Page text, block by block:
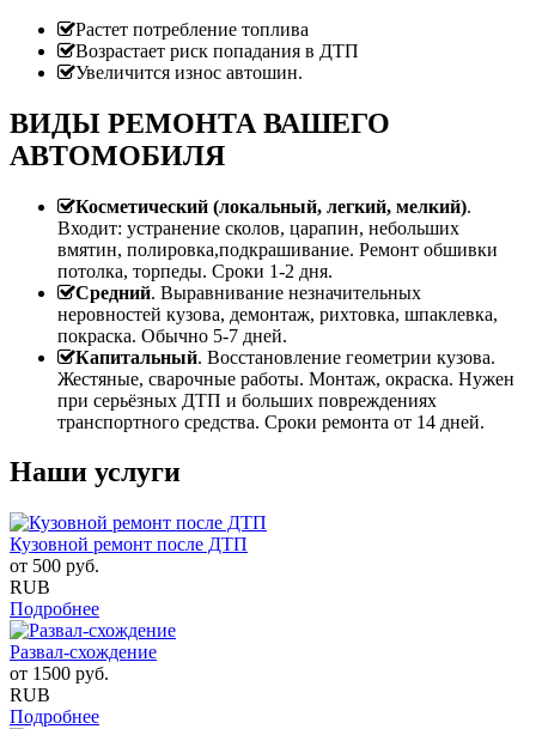
Растет потребление топлива
Возрастает риск попадания в ДТП
Увеличится износ автошин.
ВИДЫ РЕМОНТА ВАШЕГО
АВТОМОБИЛЯ
Косметический (локальный, легкий, мелкий).
Входит: устранение сколов, царапин, небольших
вмятин, полировка,подкрашивание. Ремонт обшивки
потолка, торпеды. Сроки 1-2 дня.
Средний. Выравнивание незначительных
неровностей кузова, демонтаж, рихтовка, шпаклевка,
покраска. Обычно 5-7 дней.
Капитальный. Восстановление геометрии кузова.
Жестяные, сварочные работы. Монтаж, окраска. Нужен
при серьёзных ДТП и больших повреждениях
транспортного средства. Сроки ремонта от 14 дней.
Наши услуги
Кузовной ремонт после ДТП
от 500 руб.
RUB
Подробнее
Развал-схождение
от 1500 руб.
RUB
Подробнее